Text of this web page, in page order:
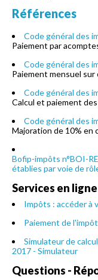
Références
Code général des
Paiement par
Code général des
Paiement mensuel
Code général des
Calcul et paiement
Code général des
Majoration de 10% en
Bofip-impôts n°BOI-
établies par voie de
Services en
Impôts : accéder à
Paiement de
Simulateur de
2017 - Simulateur
Questions -